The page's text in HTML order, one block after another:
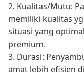
2. Kualitas/Mutu:
memiliki kualitas
situasi yang
premium.
3. Durasi:
amat lebih efisien